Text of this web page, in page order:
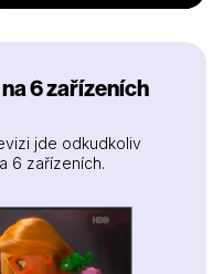
6 zařízeních
jde odkudkoliv
6 zařízeních.